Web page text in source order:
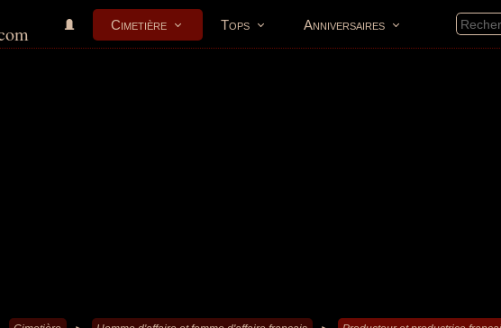
Cimetière Tops Anniversaires